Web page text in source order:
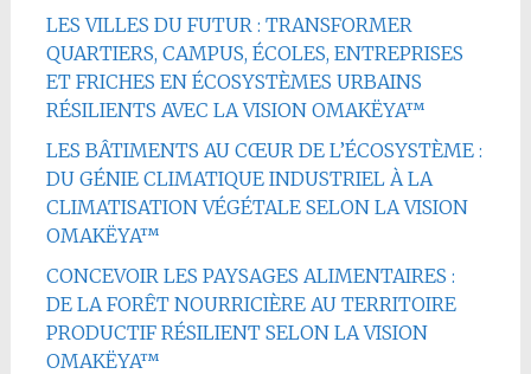
LES VILLES DU FUTUR : TRANSFORMER
QUARTIERS, CAMPUS, ÉCOLES, ENTREPRISES
ET FRICHES EN ÉCOSYSTÈMES URBAINS
RÉSILIENTS AVEC LA VISION OMAKËYA™
LES BÂTIMENTS AU CŒUR DE L’ÉCOSYSTÈME :
DU GÉNIE CLIMATIQUE INDUSTRIEL À LA
CLIMATISATION VÉGÉTALE SELON LA VISION
OMAKËYA™
CONCEVOIR LES PAYSAGES ALIMENTAIRES :
DE LA FORÊT NOURRICIÈRE AU TERRITOIRE
PRODUCTIF RÉSILIENT SELON LA VISION
OMAKËYA™